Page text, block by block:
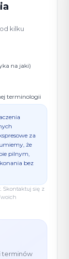
kilku
na jaki)
terminologii
za
że
pilnym,
bez
Skontaktuj się z
terminów